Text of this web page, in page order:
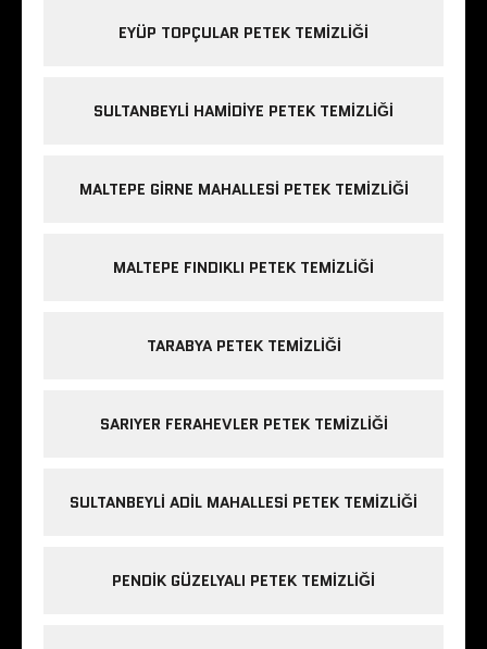
EYÜP TOPÇULAR PETEK TEMIZLIĞI
SULTANBEYLI HAMIDIYE PETEK TEMIZLIĞI
MALTEPE GIRNE MAHALLESI PETEK TEMIZLIĞI
MALTEPE FINDIKLI PETEK TEMIZLIĞI
TARABYA PETEK TEMIZLIĞI
SARIYER FERAHEVLER PETEK TEMIZLIĞI
SULTANBEYLI ADIL MAHALLESI PETEK TEMIZLIĞI
PENDIK GÜZELYALI PETEK TEMIZLIĞI